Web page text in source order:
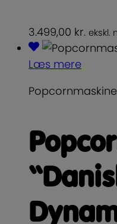
3.499,00 kr. ekskl.
Læs mere